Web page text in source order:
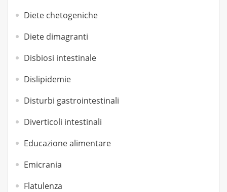
Diete chetogeniche
Diete dimagranti
Disbiosi intestinale
Dislipidemie
Disturbi gastrointestinali
Diverticoli intestinali
Educazione alimentare
Emicrania
Flatulenza